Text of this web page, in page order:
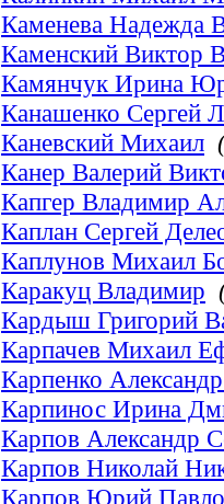
Каменева Надежда
Каменский Виктор
Камянчук Ирина
Канашенко Сергей
Каневский Михаил
Канер Валерий
Капгер Владимир
Каплан Сергей
Каплунов Михаил
Каракуц Владимир
Кардыш Григорий
Карпачев Михаил
Карпенко
Карпинос Ирина
Карпов Александр
Карпов Николай
Карпов Юрий